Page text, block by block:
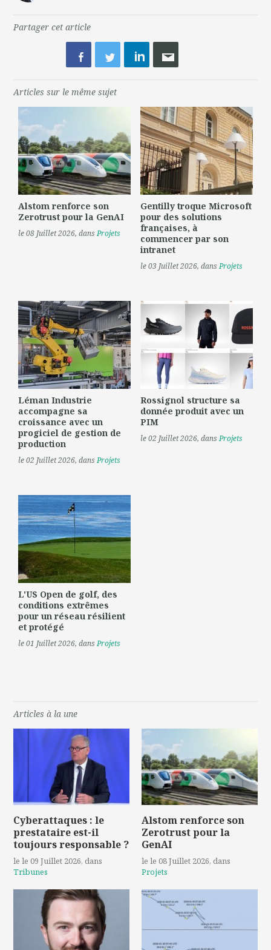
Partager cet article
Articles sur le même sujet
Alstom renforce son
Zerotrust pour la GenAI
le 08 Juillet 2026, dansProjets
Gentilly troque Microsoft
pour des solutions
françaises, à
commencer par son
intranet
le 03 Juillet 2026, dansProjets
Léman Industrie
accompagne sa
croissance avec un
progiciel de gestion de
production
le 02 Juillet 2026, dansProjets
Rossignol structure sa
donnée produit avec un
PIM
le 02 Juillet 2026, dansProjets
L'US Open de golf, des
conditions extrêmes
pour un réseau résilient
et protégé
le 01 Juillet 2026, dansProjets
Articles à la une
Cyberattaques : le
prestataire est-il
toujours responsable ?
le le 09 Juillet 2026, dans
Tribunes
Alstom renforce son
Zerotrust pour la
GenAI
le le 08 Juillet 2026, dans
Projets